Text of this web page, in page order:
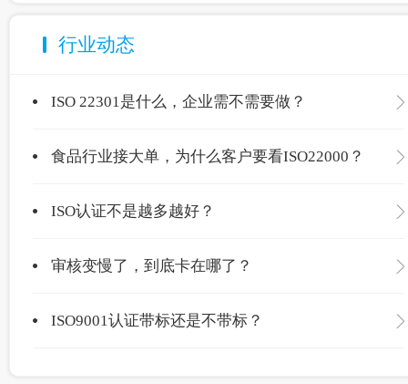
行业动态
ISO 22301是什么，企业需不需要做？
食品行业接大单，为什么客户要看ISO22000？
ISO认证不是越多越好？
审核变慢了，到底卡在哪了？
ISO9001认证带标还是不带标？